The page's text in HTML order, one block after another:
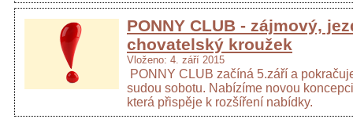
PONNY CLUB - zájmový,
chovatelský kroužek
Vloženo: 4. září 2015
PONNY CLUB začíná 5.září a
sudou sobotu. Nabízíme novou
která přispěje k rozšíření nabídky.